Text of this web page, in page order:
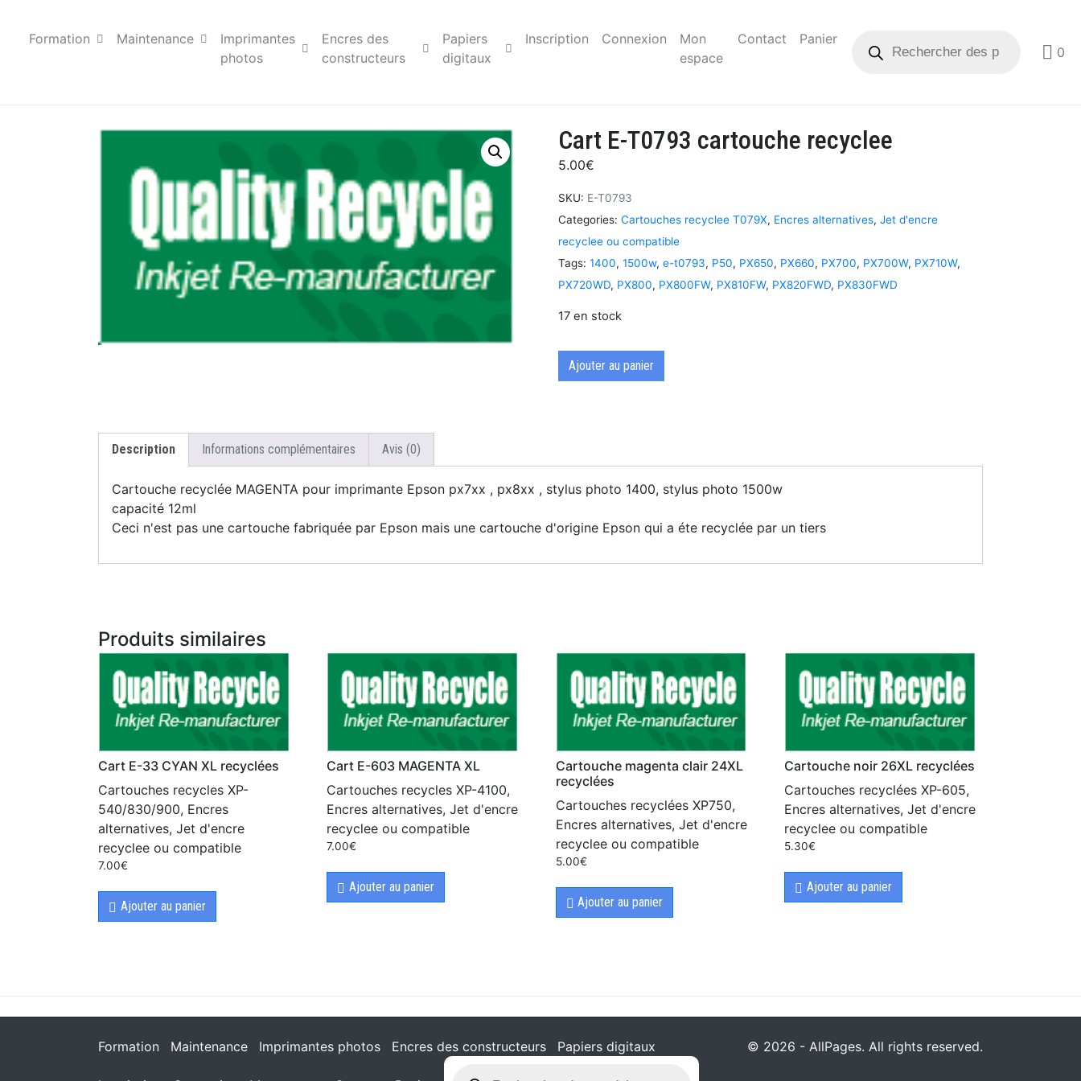
Formation Maintenance
Imprimantes
photos
Encres des
constructeurs
Papiers
digitaux
Inscription Connexion
Mon
espace
Contact
Panier
0
Cart E-T0793 cartouche recyclee
5.00€
SKU: E-T0793
Categories: Cartouches recyclee T079X, Encres alternatives, Jet d'encre
recyclee ou compatible
Tags: 1400, 1500w, e-t0793, P50, PX650, PX660, PX700, PX700W, PX710W,
PX720WD, PX800, PX800FW, PX810FW, PX820FWD, PX830FWD
17 en stock
Ajouter au panier
Description Informations complémentaires Avis (0)
Cartouche recyclée MAGENTA pour imprimante Epson px7xx , px8xx , stylus photo 1400, stylus photo 1500w
capacité 12ml
Ceci n'est pas une cartouche fabriquée par Epson mais une cartouche d'origine Epson qui a éte recyclée par un tiers
Produits similaires
Cart E-33 CYAN XL recyclées
Cartouches recycles XP-
540/830/900, Encres
alternatives, Jet d'encre
recyclee ou compatible
7.00€
Ajouter au panier
Cart E-603 MAGENTA XL
Cartouches recycles XP-4100,
Encres alternatives, Jet d'encre
recyclee ou compatible
7.00€
Ajouter au panier
Cartouche magenta clair 24XL
recyclées
Cartouches recyclées XP750,
Encres alternatives, Jet d'encre
recyclee ou compatible
5.00€
Ajouter au panier
Cartouche noir 26XL recyclées
Cartouches recyclées XP-605,
Encres alternatives, Jet d'encre
recyclee ou compatible
5.30€
Ajouter au panier
Formation Maintenance Imprimantes photos Encres des constructeurs Papiers digitaux © 2026 - AllPages. All rights reserved.